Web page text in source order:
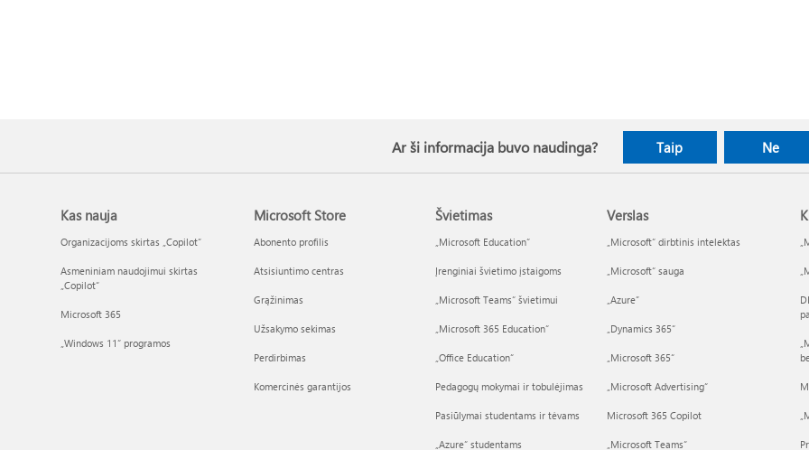
Ar ši informacija buvo naudinga? Taip Ne
Kas nauja
Organizacijoms skirtas „Copilot“
Asmeniniam naudojimui skirtas
„Copilot“
Microsoft 365
„Windows 11“ programos
Microsoft Store
Abonento profilis
Atsisiuntimo centras
Grąžinimas
Užsakymo sekimas
Perdirbimas
Komercinės garantijos
Švietimas
„Microsoft Education“
Įrenginiai švietimo įstaigoms
„Microsoft Teams“ švietimui
„Microsoft 365 Education“
„Office Education“
Pedagogų mokymai ir tobulėjimas
Pasiūlymai studentams ir tėvams
„Azure“ studentams
Verslas
„Microsoft“ dirbtinis intelektas
„Microsoft“ sauga
„Azure”
„Dynamics 365“
„Microsoft 365“
„Microsoft Advertising“
Microsoft 365 Copilot
„Microsoft Teams“